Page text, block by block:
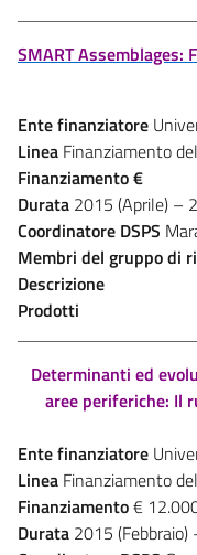
SMART Assemblages:
Ente finanziatore
Linea Finanziamento
Finanziamento€
Durata 2015 (Aprile) –
Coordinatore DSPS
Membri del gruppo di
Descrizione
Prodotti
Determinanti ed
aree periferiche: Il
Ente finanziatore
Linea Finanziamento
Finanziamento€
Durata 2015 (Febbraio)